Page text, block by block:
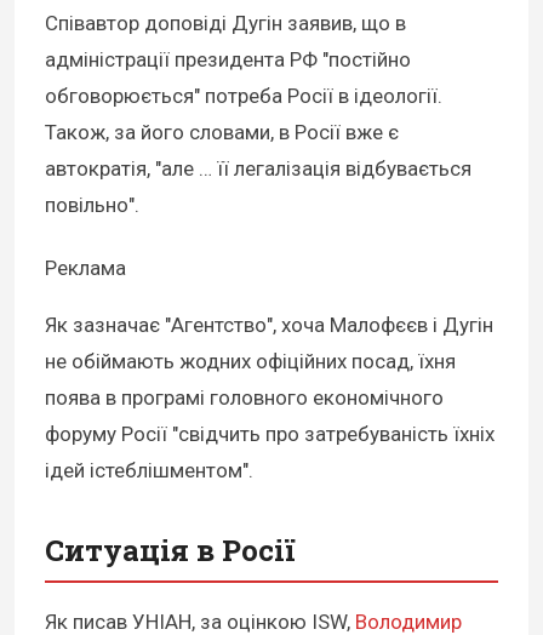
Співавтор доповіді Дугін заявив, що в
адміністрації президента РФ "постійно
обговорюється" потреба Росії в ідеології.
Також, за його словами, в Росії вже є
автократія, "але … її легалізація відбувається
повільно".
Реклама
Як зазначає "Агентство", хоча Малофєєв і Дугін
не обіймають жодних офіційних посад, їхня
поява в програмі головного економічного
форуму Росії "свідчить про затребуваність їхніх
ідей істеблішментом".
Ситуація в Росії
Як писав УНІАН, за оцінкою ISW, Володимир